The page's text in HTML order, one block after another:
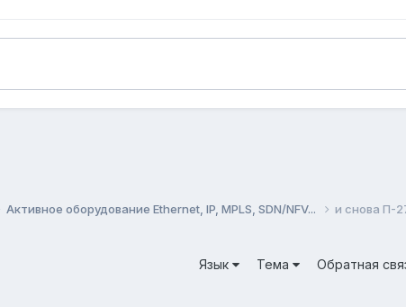
Активное оборудование Ethernet, IP, MPLS, SDN/NFV... и снова П-
Язык Тема Обратная